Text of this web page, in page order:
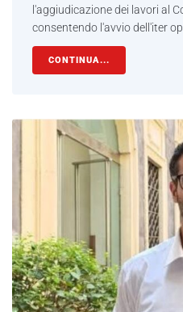
l'aggiudicazione dei lavori al
consentendo l'avvio dell'iter
CONTINUA...